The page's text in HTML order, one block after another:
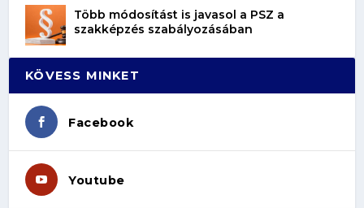
Több módosítást is javasol a PSZ a
szakképzés szabályozásában
KÖVESS MINKET
Facebook
Youtube